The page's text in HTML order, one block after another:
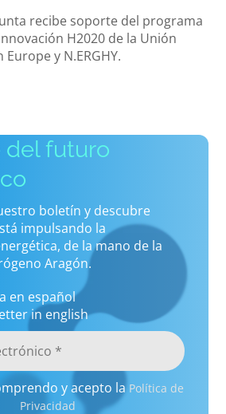
recibe soporte del programa
H2020 de la Unión
y N.ERGHY.
del futuro
boletín y descubre
impulsando la
de la mano de la
Aragón.
en español
in english
y acepto la Política de
Privacidad